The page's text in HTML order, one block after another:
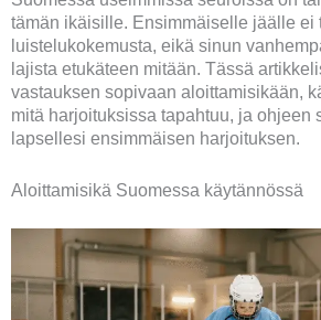
tämän ikäisille. Ensimmäiselle jäälle ei
luistelukokemusta, eikä sinun
lajista etukäteen mitään. Tässä
vastauksen sopivaan aloittamisikään,
mitä harjoituksissa tapahtuu, ja ohjeen
lapsellesi ensimmäisen harjoituksen.
Aloittamisikä Suomessa käytännössä